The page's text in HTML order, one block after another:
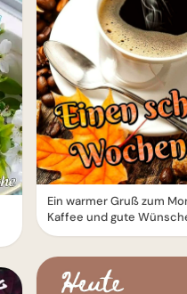
Ein warmer Gruß zum
Kaffee und gute